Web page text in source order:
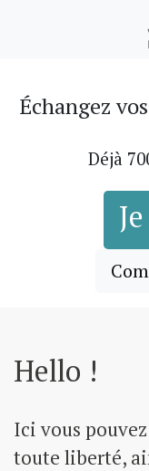
Échangez
Déjà
Hello !
Ici vous
toute liberté,